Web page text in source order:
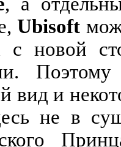
Ubisoft
с новой
вид и
не в